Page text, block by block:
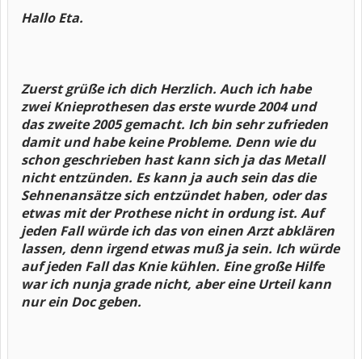
Hallo Eta.
Zuerst grüße ich dich Herzlich. Auch ich habe
zwei Knieprothesen das erste wurde 2004 und
das zweite 2005 gemacht. Ich bin sehr zufrieden
damit und habe keine Probleme. Denn wie du
schon geschrieben hast kann sich ja das Metall
nicht entzünden. Es kann ja auch sein das die
Sehnenansätze sich entzündet haben, oder das
etwas mit der Prothese nicht in ordung ist. Auf
jeden Fall würde ich das von einen Arzt abklären
lassen, denn irgend etwas muß ja sein. Ich würde
auf jeden Fall das Knie kühlen. Eine große Hilfe
war ich nunja grade nicht, aber eine Urteil kann
nur ein Doc geben.